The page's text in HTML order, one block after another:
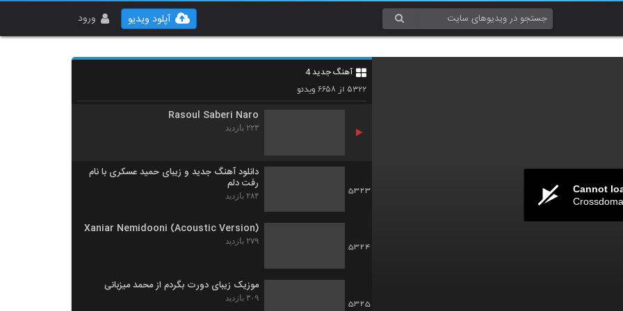
ورود آپلود ویدیو
Cannot
آهنگ جدید 4
۵۳۲۲ از ۶۶۵۸ویدئو
5321
دانلود آهنگ دل دیوونه از شاهین ملک پور
Rasoul Saberi Naro
۲۲۳ بازدید
5323
دانلود آهنگ جدید و زیبای حمید عسکری با نام
رفت دلم
۲۸۴ بازدید
5324
Xaniar Nemidooni (Acoustic Version)
۲۷۹ بازدید
5325
موزیک زیبای دورت بگردم از محمد میزبانی
۳۰۹ بازدید